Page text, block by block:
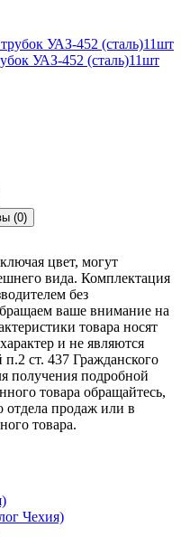
УАЗ-452 (сталь)11шт
(0)
цвет, могут
вида. Комплектация
без
ваше внимание на
товара носят
и не являются
ст. 437 Гражданского
получения подробной
товара обращайтесь,
отдела продаж или в
товара.
Чехия)